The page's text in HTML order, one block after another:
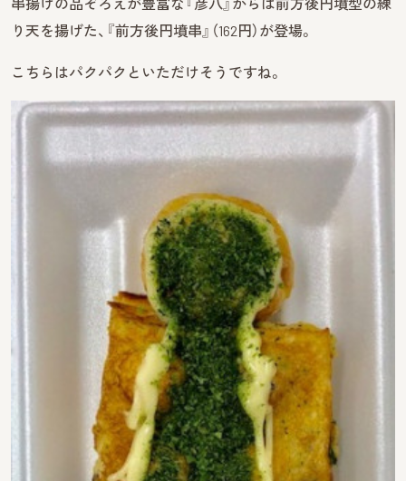
り天を揚げた、『前方後円墳串』（162円）が登場。
こちらはパクパクといただけそうですね。